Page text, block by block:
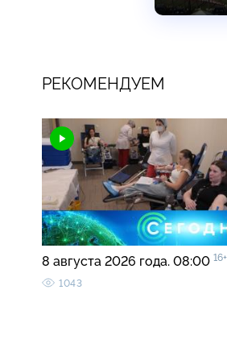
РЕКОМЕНДУЕМ
8 августа 2026 года. 08:00 16+
1043